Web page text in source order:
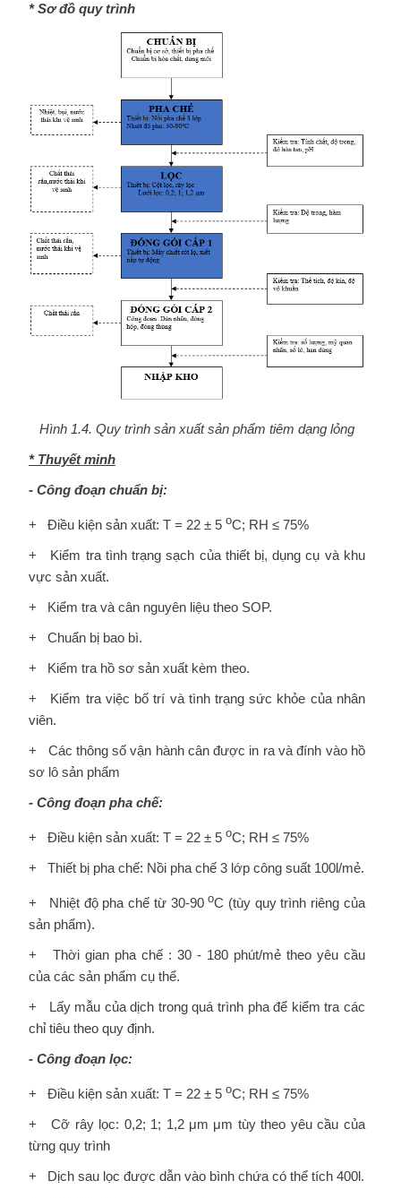
* Sơ đồ quy trình
Hình 1.4. Quy trình sản xuất sản phẩm tiêm dạng lỏng
* Thuyết minh
- Công đoạn chuẩn bị:
+ Điều kiện sản xuất: T = 22 ± 5 oC; RH ≤ 75%
+ Kiểm tra tình trạng sạch của thiết bị, dụng cụ và khu
vực sản xuất.
+ Kiểm tra và cân nguyên liệu theo SOP.
+ Chuẩn bị bao bì.
+ Kiểm tra hồ sơ sản xuất kèm theo.
+ Kiểm tra việc bố trí và tình trạng sức khỏe của nhân
viên.
+ Các thông số vận hành cân được in ra và đính vào hồ
sơ lô sản phẩm
- Công đoạn pha chế:
+ Điều kiện sản xuất: T = 22 ± 5 oC; RH ≤ 75%
+ Thiết bị pha chế: Nồi pha chế 3 lớp công suất 100l/mẻ.
+ Nhiệt độ pha chế từ 30-90oC (tùy quy trình riêng của
sản phẩm).
+ Thời gian pha chế : 30 - 180 phút/mẻ theo yêu cầu
của các sản phẩm cụ thể.
+ Lấy mẫu của dịch trong quá trình pha để kiểm tra các
chỉ tiêu theo quy định.
- Công đoạn lọc:
+ Điều kiện sản xuất: T = 22 ± 5 oC; RH ≤ 75%
+ Cỡ rây lọc: 0,2; 1; 1,2 μm μm tùy theo yêu cầu của
từng quy trình
+ Dịch sau lọc được dẫn vào bình chứa có thể tích 400l.